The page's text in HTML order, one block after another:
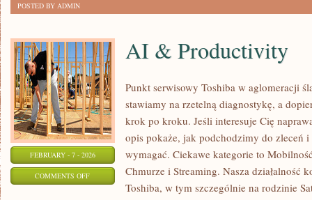
POSTED BY ADMIN
FEBRUARY - 7 - 2026
COMMENTS OFFON
AI & Productivity
Punkt serwisowy Toshiba w aglomeracji
stawiamy na rzetelną diagnostykę, a
krok po kroku. Jeśli interesuje Cię
opis pokaże, jak podchodzimy do zleceń i
wymagać. Ciekawe kategorie to
Chmurze i Streaming. Nasza działalność
Toshiba, w tym szczególnie na rodzinie